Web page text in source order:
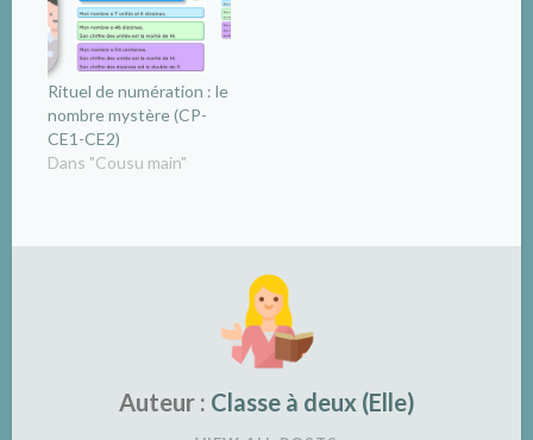
Rituel de numération : le
nombre mystère (CP-
CE1-CE2)
Dans "Cousu main"
Auteur : Classe à deux (Elle)